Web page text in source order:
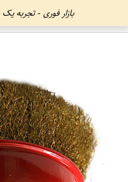
بازار فوری - تجربه